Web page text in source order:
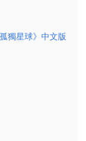
獨星球》中文版